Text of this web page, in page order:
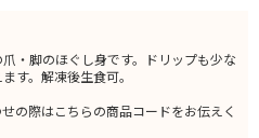
・脚のほぐし身です。ドリップも少な
す。解凍後生食可。
際はこちらの商品コードをお伝えく